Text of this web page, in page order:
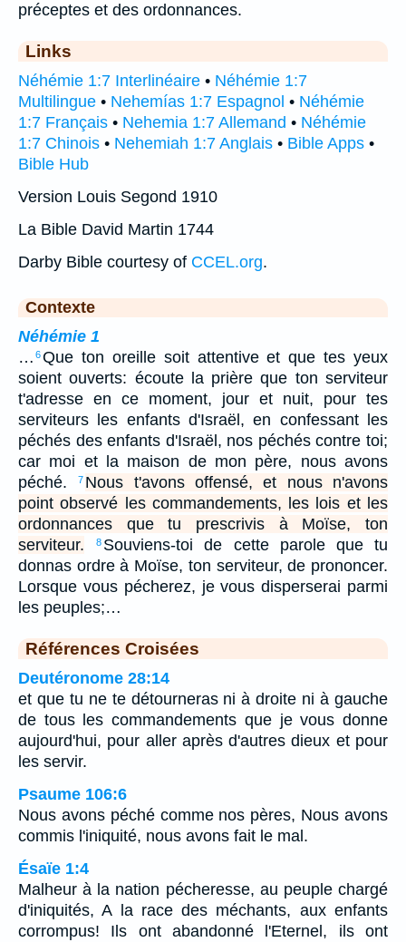
préceptes et des ordonnances.
Links
Néhémie 1:7 Interlinéaire • Néhémie 1:7
Multilingue • Nehemías 1:7 Espagnol • Néhémie
1:7 Français • Nehemia 1:7 Allemand • Néhémie
1:7 Chinois • Nehemiah 1:7 Anglais • Bible Apps •
Bible Hub
Version Louis Segond 1910
La Bible David Martin 1744
Darby Bible courtesy of CCEL.org.
Contexte
Néhémie 1
… 6Que ton oreille soit attentive et que tes yeux
soient ouverts: écoute la prière que ton serviteur
t'adresse en ce moment, jour et nuit, pour tes
serviteurs les enfants d'Israël, en confessant les
péchés des enfants d'Israël, nos péchés contre toi;
car moi et la maison de mon père, nous avons
péché.
7 Nous t'avons offensé, et nous n'avons
point observé les commandements, les lois et les
ordonnances que tu prescrivis à Moïse, ton
serviteur.
8 Souviens-toi de cette parole que tu
donnas ordre à Moïse, ton serviteur, de prononcer.
Lorsque vous pécherez, je vous disperserai parmi
les peuples;…
Références Croisées
Deutéronome 28:14
et que tu ne te détourneras ni à droite ni à gauche
de tous les commandements que je vous donne
aujourd'hui, pour aller après d'autres dieux et pour
les servir.
Psaume 106:6
Nous avons péché comme nos pères, Nous avons
commis l'iniquité, nous avons fait le mal.
Ésaïe 1:4
Malheur à la nation pécheresse, au peuple chargé
d'iniquités, A la race des méchants, aux enfants
corrompus! Ils ont abandonné l'Eternel, ils ont